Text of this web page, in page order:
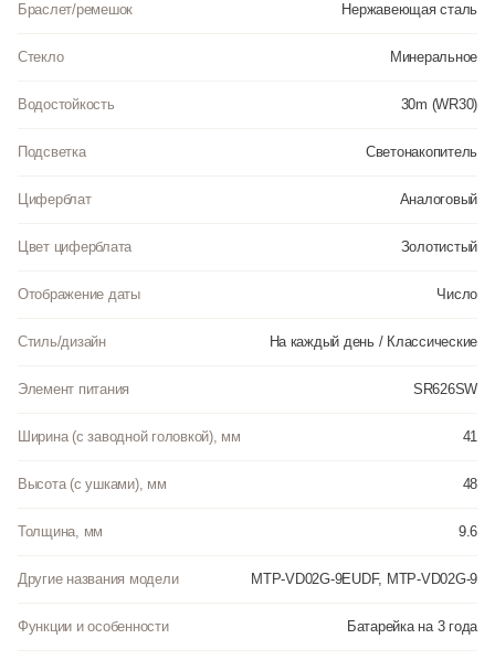
Браслет/ремешок Нержавеющая сталь
Стекло Минеральное
Водостойкость 30m (WR30)
Подсветка Светонакопитель
Циферблат Аналоговый
Цвет циферблата Золотистый
Отображение даты Число
Стиль/дизайн На каждый день / Классические
Элемент питания SR626SW
Ширина (с заводной головкой), мм 41
Высота (с ушками), мм 48
Толщина, мм 9.6
Другие названия модели MTP-VD02G-9EUDF, MTP-VD02G-9
Функции и особенности Батарейка на 3 года